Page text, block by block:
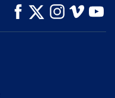
UTFORSKA
SERIEN